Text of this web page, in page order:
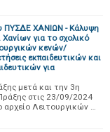
ΠΥΣΔΕ ΧΑΝΙΩΝ - Κάλυψη
για το σχολικό
κενών/
εκπαιδευτικών και
για
μετά και την 3η
Πράξης στις 23/09/2024
αρχείο Λειτουργικών …